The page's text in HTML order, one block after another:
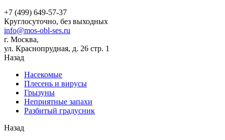
+7 (499) 649-57-37
Круглосуточно, без выходных
info@mos-obl-ses.ru
г. Москва,
ул. Краснопрудная, д. 26 стр. 1
Назад
Насекомые
Плесень и вирусы
Грызуны
Неприятные запахи
Разбитый градусник
Назад